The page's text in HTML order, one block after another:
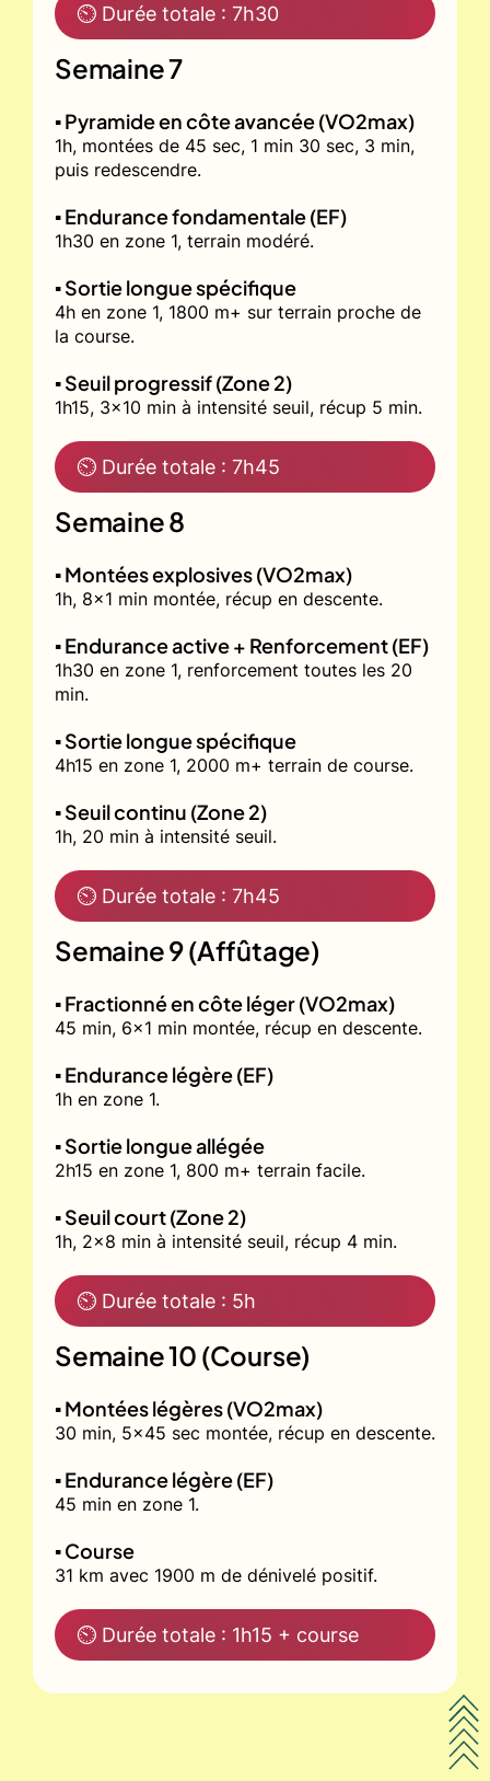
⏲ Durée totale : 7h30
Semaine 7
▪️ Pyramide en côte avancée (VO2max)
1h, montées de 45 sec, 1 min 30 sec, 3 min,
puis redescendre.
▪️ Endurance fondamentale (EF)
1h30 en zone 1, terrain modéré.
▪️ Sortie longue spécifique
4h en zone 1, 1800 m+ sur terrain proche de
la course.
▪️ Seuil progressif (Zone 2)
1h15, 3x10 min à intensité seuil, récup 5 min.
⏲ Durée totale : 7h45
Semaine 8
▪️ Montées explosives (VO2max)
1h, 8x1 min montée, récup en descente.
▪️ Endurance active + Renforcement (EF)
1h30 en zone 1, renforcement toutes les 20
min.
▪️ Sortie longue spécifique
4h15 en zone 1, 2000 m+ terrain de course.
▪️ Seuil continu (Zone 2)
1h, 20 min à intensité seuil.
⏲ Durée totale : 7h45
Semaine 9 (Affûtage)
▪️ Fractionné en côte léger (VO2max)
45 min, 6x1 min montée, récup en descente.
▪️ Endurance légère (EF)
1h en zone 1.
▪️ Sortie longue allégée
2h15 en zone 1, 800 m+ terrain facile.
▪️ Seuil court (Zone 2)
1h, 2x8 min à intensité seuil, récup 4 min.
⏲ Durée totale : 5h
Semaine 10 (Course)
▪️ Montées légères (VO2max)
30 min, 5x45 sec montée, récup en descente.
▪️ Endurance légère (EF)
45 min en zone 1.
▪️ Course
31 km avec 1900 m de dénivelé positif.
⏲ Durée totale : 1h15 + course